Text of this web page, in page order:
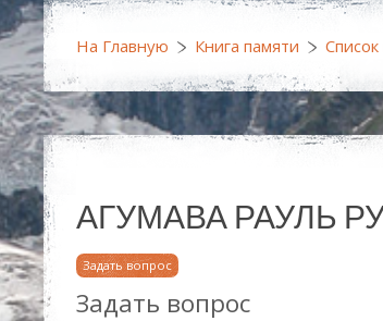
На Главную Книга памяти
АГУМАВА РАУЛЬ
Задать вопрос
Задать вопрос